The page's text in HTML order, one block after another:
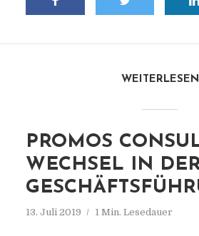
WEITERLESEN
PROMOS
WECHSEL IN
13. Juli 2019 1 Min. Lesedauer